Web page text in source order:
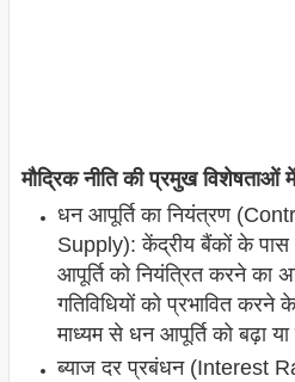
मौद्रिक नीति की प्रमुख विशेषताओं
धन आपूर्ति का नियंत्रण
Supply): केंद्रीय बैंकों के पास
आपूर्ति को नियंत्रित करने का
गतिविधियों को प्रभावित करने
माध्यम से धन आपूर्ति को बढ़ा
ब्याज दर प्रबंधन (Interest